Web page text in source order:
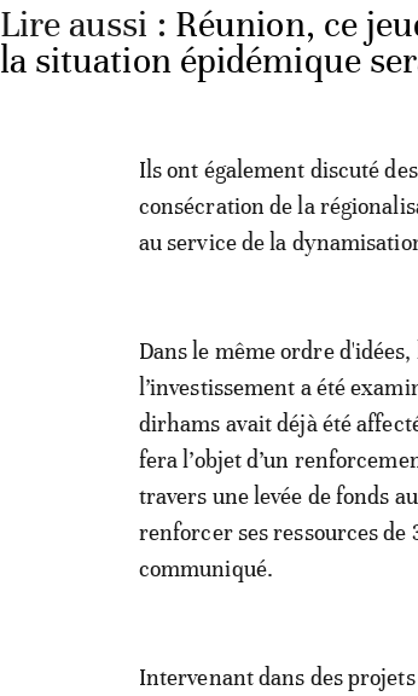
Lire aussi : Réunion, ce
la situation épidémique
Ils ont également discuté
consécration de la
au service de la
Dans le même ordre
l’investissement a été
dirhams avait déjà été
fera l’objet d’un
travers une levée de fonds
renforcer ses ressources
communiqué.
Intervenant dans des